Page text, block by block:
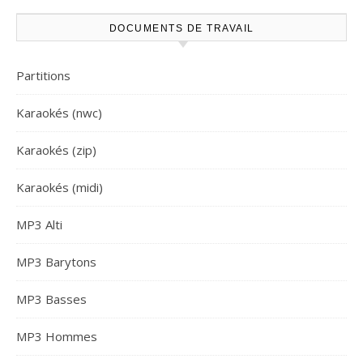
DOCUMENTS DE TRAVAIL
Partitions
Karaokés (nwc)
Karaokés (zip)
Karaokés (midi)
MP3 Alti
MP3 Barytons
MP3 Basses
MP3 Hommes